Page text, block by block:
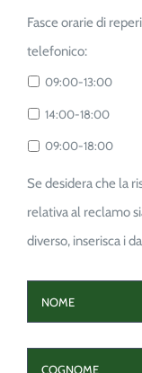
FASCE
Fasce orarie di
telefonico:
09:00-13:00
14:00-18:00
09:00-18:00
Se desidera che la
relativa al reclamo
diverso, inserisca i
NOME
COGNOME